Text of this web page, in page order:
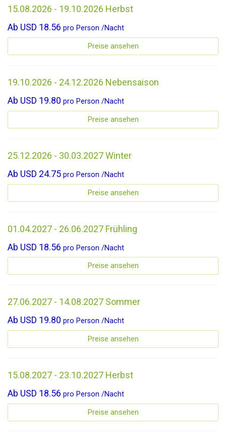
15.08.2026 - 19.10.2026 Herbst
Ab USD 18.56 pro Person /Nacht
Preise ansehen
19.10.2026 - 24.12.2026 Nebensaison
Ab USD 19.80 pro Person /Nacht
Preise ansehen
25.12.2026 - 30.03.2027 Winter
Ab USD 24.75 pro Person /Nacht
Preise ansehen
01.04.2027 - 26.06.2027 Frühling
Ab USD 18.56 pro Person /Nacht
Preise ansehen
27.06.2027 - 14.08.2027 Sommer
Ab USD 19.80 pro Person /Nacht
Preise ansehen
15.08.2027 - 23.10.2027 Herbst
Ab USD 18.56 pro Person /Nacht
Preise ansehen